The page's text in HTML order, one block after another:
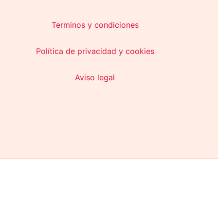
Terminos y condiciones
Política de privacidad y cookies
Aviso legal